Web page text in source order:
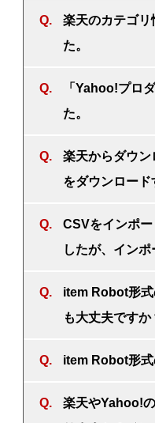
楽天のカテゴ
た。
「Yahoo!プロ
た。
楽天からダウ
をダウンロー
CSVをインポ
したが、イン
item Robot形式
も大丈夫ですか
item Robot形式
楽天やYahoo!